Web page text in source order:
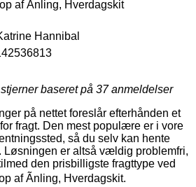
af Ãnling, Hverdagskit
Hannibal
baseret på 37anmeldelser
på nettet foreslår efterhånden et
fragt. Den mest populære er i vore
så du selv kan hente
Løsningen er altså vældig problemfri,
den prisbilligste fragttype ved
af Ãnling, Hverdagskit.